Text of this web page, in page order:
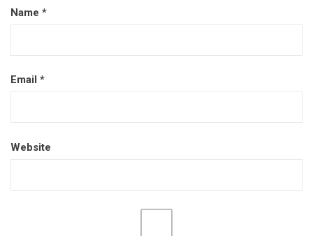
Name *
Email *
Website